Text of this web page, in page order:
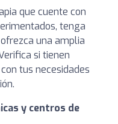
que cuente con
tenga
una amplia
si tienen
tus necesidades
y centros de